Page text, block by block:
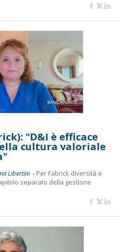
"D&I è efficace
cultura valoriale
Libertini - Per Fabrick diversità e
separato della gestione